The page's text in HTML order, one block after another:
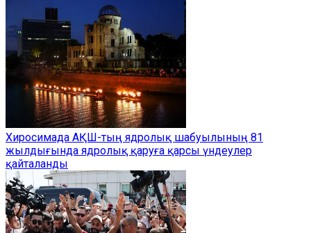
Хиросимада АҚШ-тың ядролық шабуылының 81
жылдығында ядролық қаруға қарсы үндеулер
қайталанды